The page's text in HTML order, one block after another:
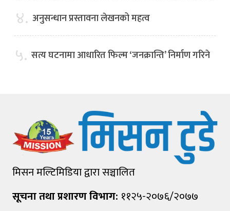
४. अनुसन्धान प्रस्तावना लेखनको महत्व
५. सत्य घटनामा आधारित फिल्म ‘जनक्रान्ति’ निर्माण गरिने
मिसन मल्टिमिडिया द्वारा सञ्चालित
सूचना तथा प्रशारण विभाग: ११२५-२०७६/२०७७